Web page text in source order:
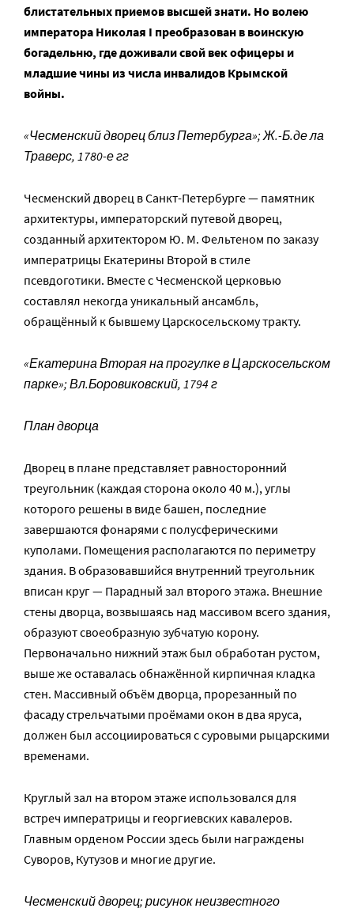
блистательных приемов высшей знати. Но волею
императора Николая I преобразован в воинскую
богадельню, где доживали свой век офицеры и
младшие чины из числа инвалидов Крымской
войны.
«Чесменский дворец близ Петербурга»; Ж.-Б.де ла
Траверс, 1780-е гг
Чесменский дворец в Санкт-Петербурге — памятник
архитектуры, императорский путевой дворец,
созданный архитектором Ю. М. Фельтеном по заказу
императрицы Екатерины Второй в стиле
псевдоготики. Вместе с Чесменской церковью
составлял некогда уникальный ансамбль,
обращённый к бывшему Царскосельскому тракту.
«Екатерина Вторая на прогулке в Царскосельском
парке»; Вл.Боровиковский, 1794 г
План дворца
Дворец в плане представляет равносторонний
треугольник (каждая сторона около 40 м.), углы
которого решены в виде башен, последние
завершаются фонарями с полусферическими
куполами. Помещения располагаются по периметру
здания. В образовавшийся внутренний треугольник
вписан круг — Парадный зал второго этажа. Внешние
стены дворца, возвышаясь над массивом всего здания,
образуют своеобразную зубчатую корону.
Первоначально нижний этаж был обработан рустом,
выше же оставалась обнажённой кирпичная кладка
стен. Массивный объём дворца, прорезанный по
фасаду стрельчатыми проёмами окон в два яруса,
должен был ассоциироваться с суровыми рыцарскими
временами.
Круглый зал на втором этаже использовался для
встреч императрицы и георгиевских кавалеров.
Главным орденом России здесь были награждены
Суворов, Кутузов и многие другие.
Чесменский дворец; рисунок неизвестного